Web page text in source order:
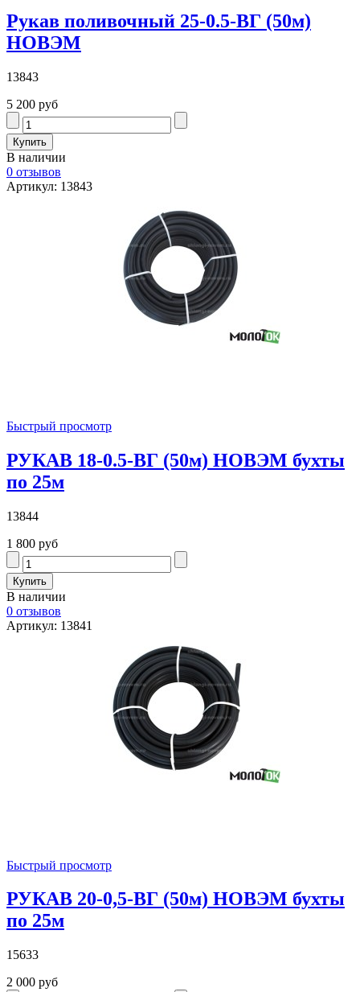
Рукав поливочный 25-0.5-ВГ (50м)
НОВЭМ
13843
5 200 руб
В наличии
0 отзывов
Артикул: 13843
Быстрый просмотр
РУКАВ 18-0.5-ВГ (50м) НОВЭМ бухты
по 25м
13844
1 800 руб
В наличии
0 отзывов
Артикул: 13841
Быстрый просмотр
РУКАВ 20-0,5-ВГ (50м) НОВЭМ бухты
по 25м
15633
2 000 руб